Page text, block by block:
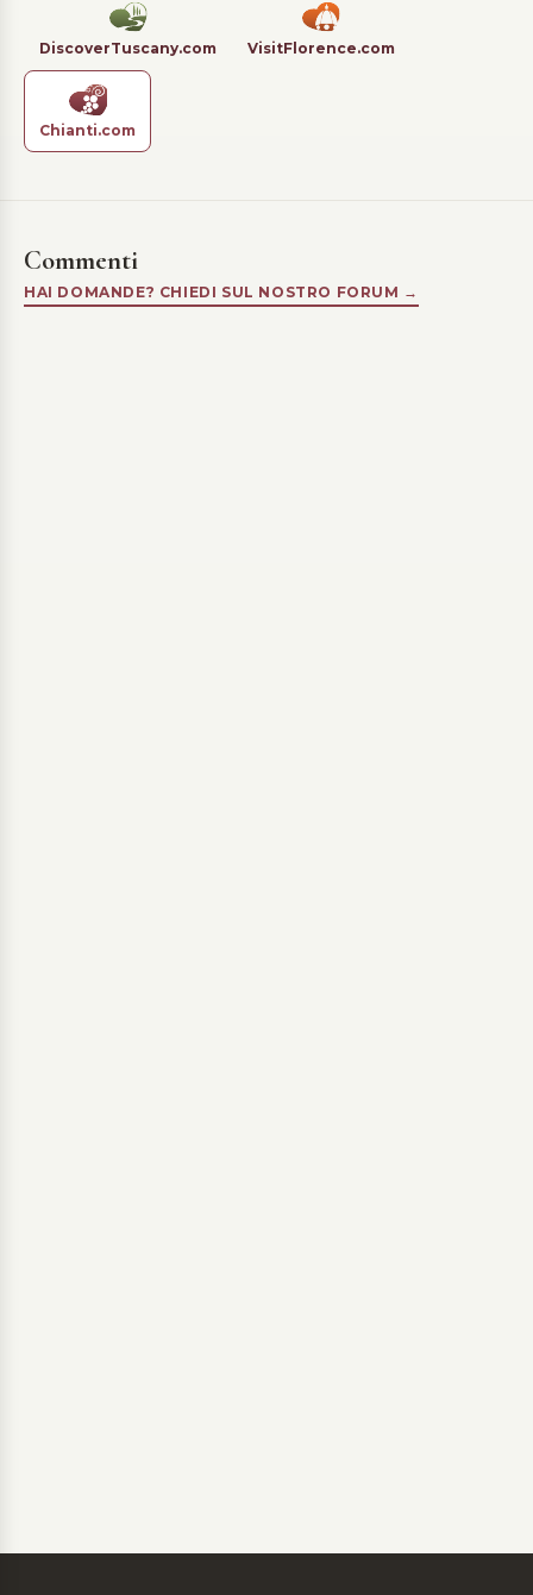
DiscoverTuscany.com VisitFlorence.com
Chianti.com
Commenti
HAI DOMANDE? CHIEDI SUL NOSTRO FORUM →